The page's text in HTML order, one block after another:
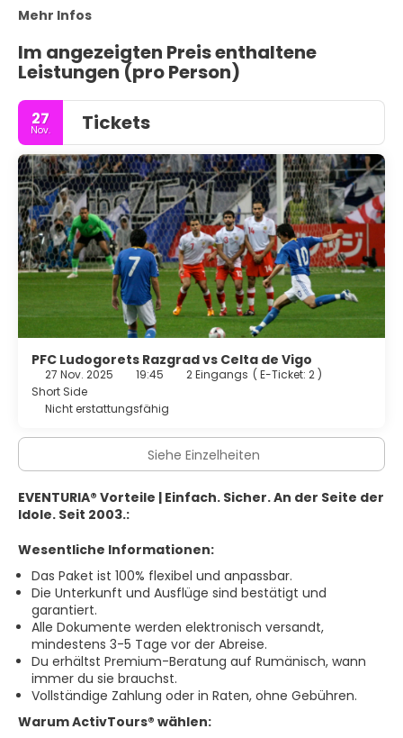
Mehr Infos
Im angezeigten Preis enthaltene
Leistungen (pro Person)
27
Nov. Tickets
PFC Ludogorets Razgrad vs Celta de Vigo
27 Nov. 2025 19:45 2 Eingangs ( E-Ticket: 2 )
Short Side
Nicht erstattungsfähig
Siehe Einzelheiten
EVENTURIA® Vorteile | Einfach. Sicher. An der Seite der
Idole. Seit 2003.:
Wesentliche Informationen:
Das Paket ist 100% flexibel und anpassbar.
Die Unterkunft und Ausflüge sind bestätigt und
garantiert.
Alle Dokumente werden elektronisch versandt,
mindestens 3-5 Tage vor der Abreise.
Du erhältst Premium-Beratung auf Rumänisch, wann
immer du sie brauchst.
Vollständige Zahlung oder in Raten, ohne Gebühren.
Warum ActivTours® wählen: